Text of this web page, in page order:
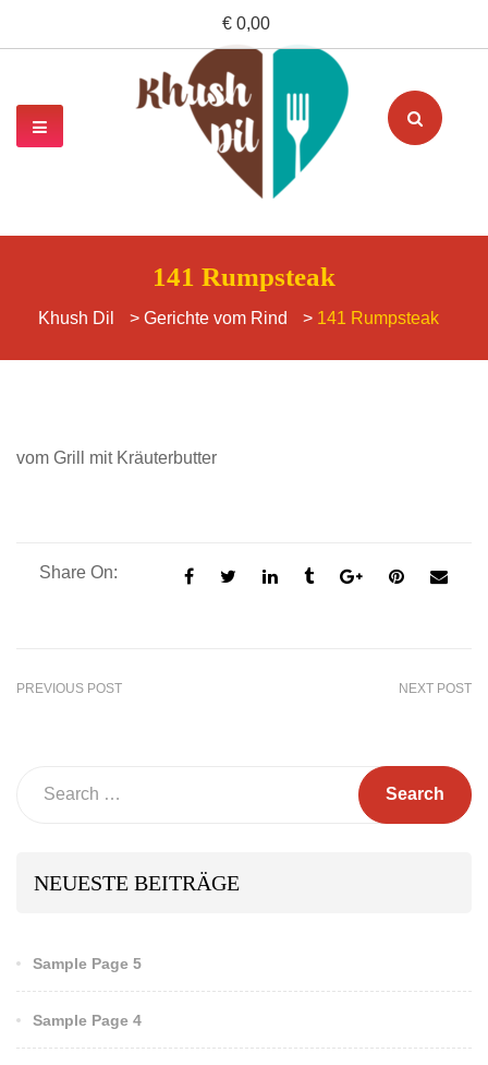
141 Rumpsteak
Khush Dil > Gerichte vom Rind > 141 Rumpsteak
vom Grill mit Kräuterbutter
Share On:
PREVIOUS POST NEXT POST
NEUESTE BEITRÄGE
Sample Page 5
Sample Page 4
€ 0,00